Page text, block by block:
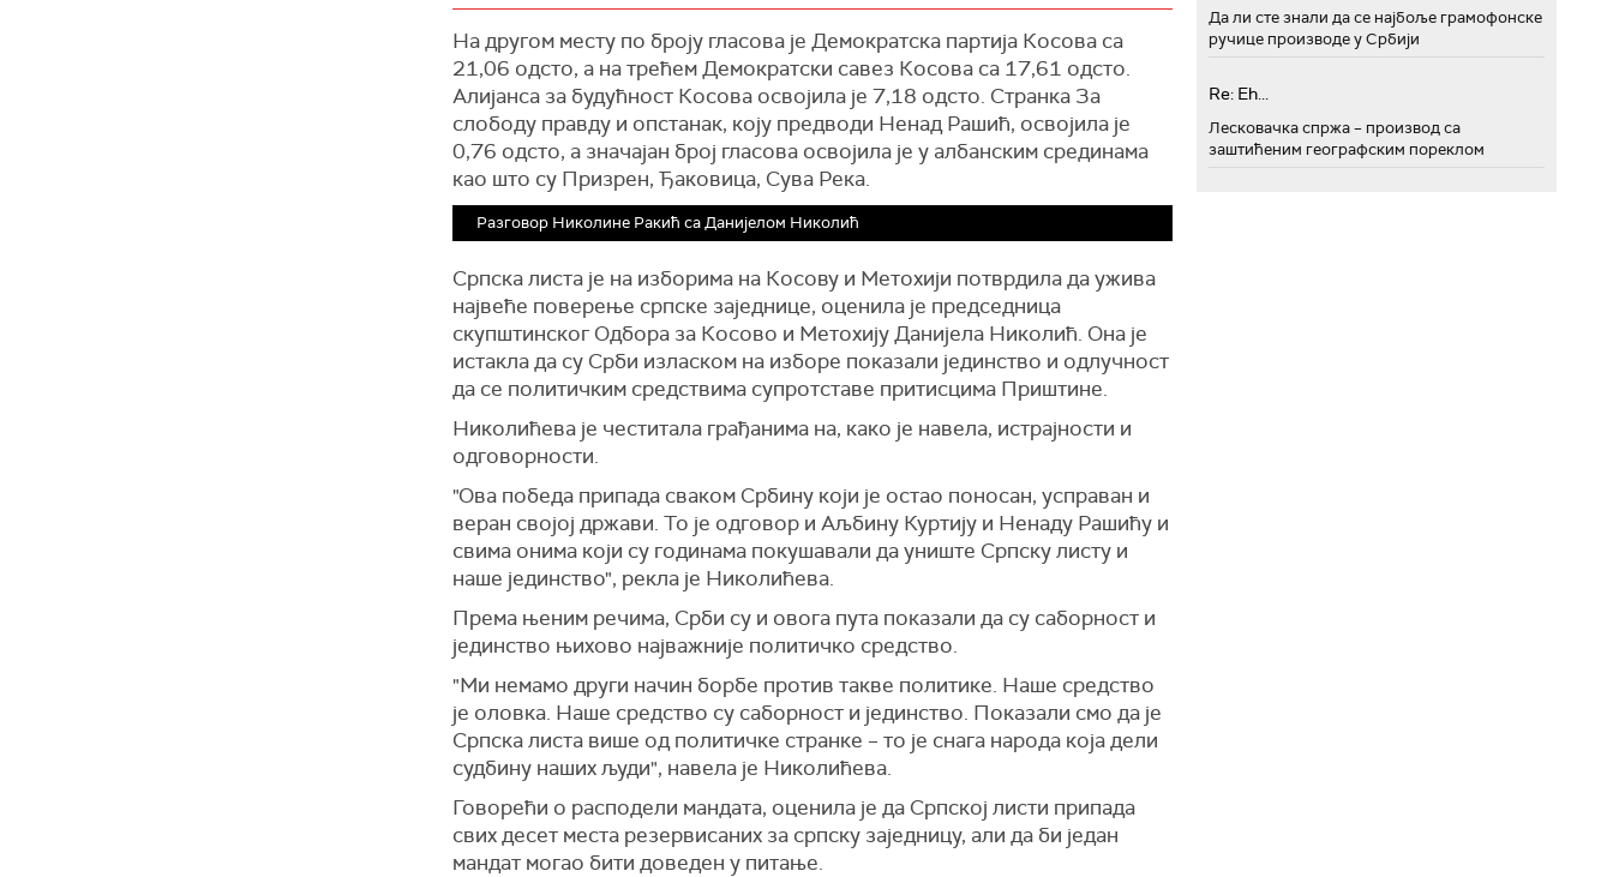
"Чињеница да је на овим изборима гласало отприлике 200.000 људи
мање него на претходним говори сама о политичким процесима у
Приштини", навео је директор Канцеларије за КиМ.
Европска комесарка за проширење Марта Кос је раније данас упутила
честитку председнику странке Самоопредељење и досадашњем
премијеру владе у техничком мандату привремених приштинских
институција Аљбину Куртију "на победи на изборима на Косову", као и
"на мирном, инклузивном и уредном процесу гласања".
Према прелиминарним резултатима централне изборне комисије (ЦИК)
у Приштини, на основу обрађених 99,40 одсто бирачких места, на
ванредним изборима за скупштину привремених институција
самоуправе води Покрет Самоопредељење са 42,92 одсто, односно
297.296 гласова, а најјача српска странка на КиМ - Српска листа (СЛ)
Према овим резултатима, странка За слободу правду и опстанак, коју
значајан број гласова освојила је у албанским срединама као што су
Призрен, Ђаковица, Сува Река.
обзиром да су нам ухапшени челници просветних и здравствених
установа", наводи Елек.
На другом месту по броју гласова је Демократска партија Косова са
21,06 одсто, а на трећем Демократски савез Косова са 17,61 одсто.
Алијанса за будућност Косова освојила је 7,18 одсто. Странка За
слободу правду и опстанак, коју предводи Ненад Рашић, освојила је
0,76 одсто, а значајан број гласова освојила је у албанским срединама
као што су Призрен, Ђаковица, Сува Река.
Разговор Николине Ракић са Данијелом Николић
Српска листа је на изборима на Косову и Метохији потврдила да ужива
највеће поверење српске заједнице, оценила је председница
скупштинског Одбора за Косово и Метохију Данијела Николић. Она је
истакла да су Срби изласком на изборе показали јединство и одлучност
да се политичким средствима супротставе притисцима Приштине.
Николићева је честитала грађанима на, како је навела, истрајности и
одговорности.
"Ова победа припада сваком Србину који је остао поносан, усправан и
веран својој држави. То је одговор и Аљбину Куртију и Ненаду Рашићу и
свима онима који су годинама покушавали да униште Српску листу и
наше јединство", рекла је Николићева.
Према њеним речима, Срби су и овога пута показали да су саборност и
јединство њихово најважније политичко средство.
"Ми немамо други начин борбе против такве политике. Наше средство
је оловка. Наше средство су саборност и јединство. Показали смо да је
Српска листа више од политичке странке – то је снага народа која дели
судбину наших људи", навела је Николићева.
Говорећи о расподели мандата, оценила је да Српској листи припада
свих десет места резервисаних за српску заједницу, али да би један
мандат могао бити доведен у питање.
Да ли сте знали да се најбоље грамофонске
ручице производе у Србији
Re: Eh...
Лесковачка спржа – производ са
заштићеним географским пореклом